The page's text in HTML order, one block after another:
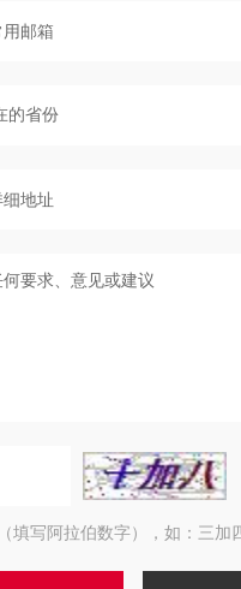
填写阿拉伯数字），如：三加